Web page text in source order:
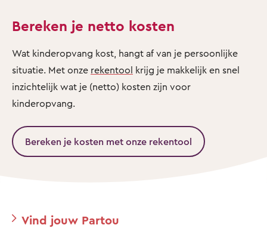
Bereken je netto kosten
Wat kinderopvang kost, hangt af van je persoonlijke
situatie. Met onze rekentool krijg je makkelijk en snel
inzichtelijk wat je (netto) kosten zijn voor
kinderopvang.
Bereken je kosten met onze rekentool
Vind jouw Partou